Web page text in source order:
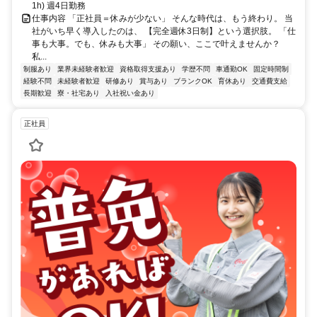
1h) 週4日勤務
仕事内容 「正社員＝休みが少ない」 そんな時代は、もう終わり。 当
社がいち早く導入したのは、 【完全週休3日制】という選択肢。 「仕
事も大事。でも、休みも大事」 その願い、ここで叶えませんか？
私...
制服あり 業界未経験者歓迎 資格取得支援あり 学歴不問 車通勤OK
固定時間制
経験不問
未経験者歓迎 研修あり 賞与あり ブランクOK 育休あり
交通費支給
長期歓迎
寮・社宅あり 入社祝い金あり
正社員